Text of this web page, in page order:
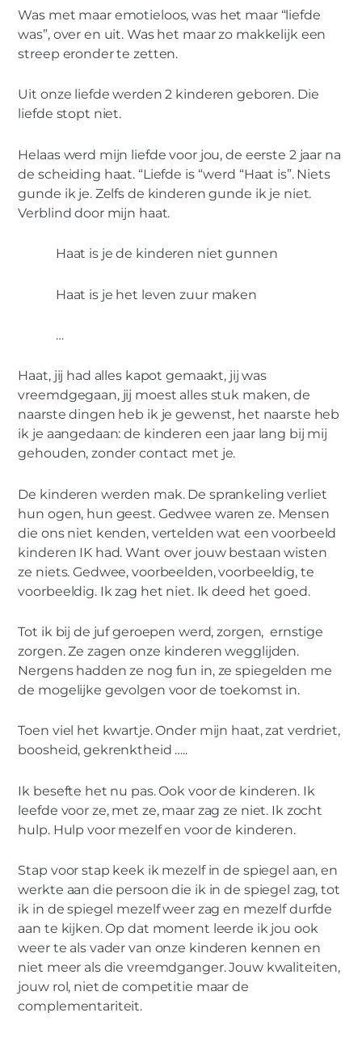
Was met maar emotieloos, was het maar “liefde
was”, over en uit. Was het maar zo makkelijk een
streep eronder te zetten.
Uit onze liefde werden 2 kinderen geboren. Die
liefde stopt niet.
Helaas werd mijn liefde voor jou, de eerste 2 jaar na
de scheiding haat. “Liefde is “werd “Haat is”. Niets
gunde ik je. Zelfs de kinderen gunde ik je niet.
Verblind door mijn haat.
Haat is je de kinderen niet gunnen
Haat is je het leven zuur maken
…
Haat, jij had alles kapot gemaakt, jij was
vreemdgegaan, jij moest alles stuk maken, de
naarste dingen heb ik je gewenst, het naarste heb
ik je aangedaan: de kinderen een jaar lang bij mij
gehouden, zonder contact met je.
De kinderen werden mak. De sprankeling verliet
hun ogen, hun geest. Gedwee waren ze. Mensen
die ons niet kenden, vertelden wat een voorbeeld
kinderen IK had. Want over jouw bestaan wisten
ze niets. Gedwee, voorbeelden, voorbeeldig, te
voorbeeldig. Ik zag het niet. Ik deed het goed.
Tot ik bij de juf geroepen werd, zorgen, ernstige
zorgen. Ze zagen onze kinderen wegglijden.
Nergens hadden ze nog fun in, ze spiegelden me
de mogelijke gevolgen voor de toekomst in.
Toen viel het kwartje. Onder mijn haat, zat verdriet,
boosheid, gekrenktheid …..
Ik besefte het nu pas. Ook voor de kinderen. Ik
leefde voor ze, met ze, maar zag ze niet. Ik zocht
hulp. Hulp voor mezelf en voor de kinderen.
Stap voor stap keek ik mezelf in de spiegel aan, en
werkte aan die persoon die ik in de spiegel zag, tot
ik in de spiegel mezelf weer zag en mezelf durfde
aan te kijken. Op dat moment leerde ik jou ook
weer te als vader van onze kinderen kennen en
niet meer als die vreemdganger. Jouw kwaliteiten,
jouw rol, niet de competitie maar de
complementariteit.